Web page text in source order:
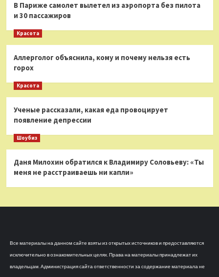
В Париже самолет вылетел из аэропорта без пилота
и 30 пассажиров
Красота
Аллерголог объяснила, кому и почему нельзя есть
горох
Красота
Ученые рассказали, какая еда провоцирует
появление депрессии
Шоубиз
Даня Милохин обратился к Владимиру Соловьеву: «Ты
меня не расстраиваешь ни капли»
Все материалы на данном сайте взяты из открытых источников и предоставляются
исключительно в ознакомительных целях. Права на материалы принадлежат их
владельцам. Администрация сайта ответственности за содержание материала не